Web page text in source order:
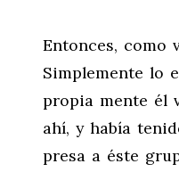
Entonces, como
Simplemente lo
propia mente él
ahí, y había
presa a éste